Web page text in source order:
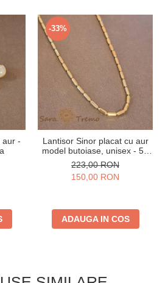
aur -
-33%
Lantisor Sinor placat cu aur
model butoiase, unisex - 50
cm
223,00 RON
150,00 RON
ADAUGA IN COS